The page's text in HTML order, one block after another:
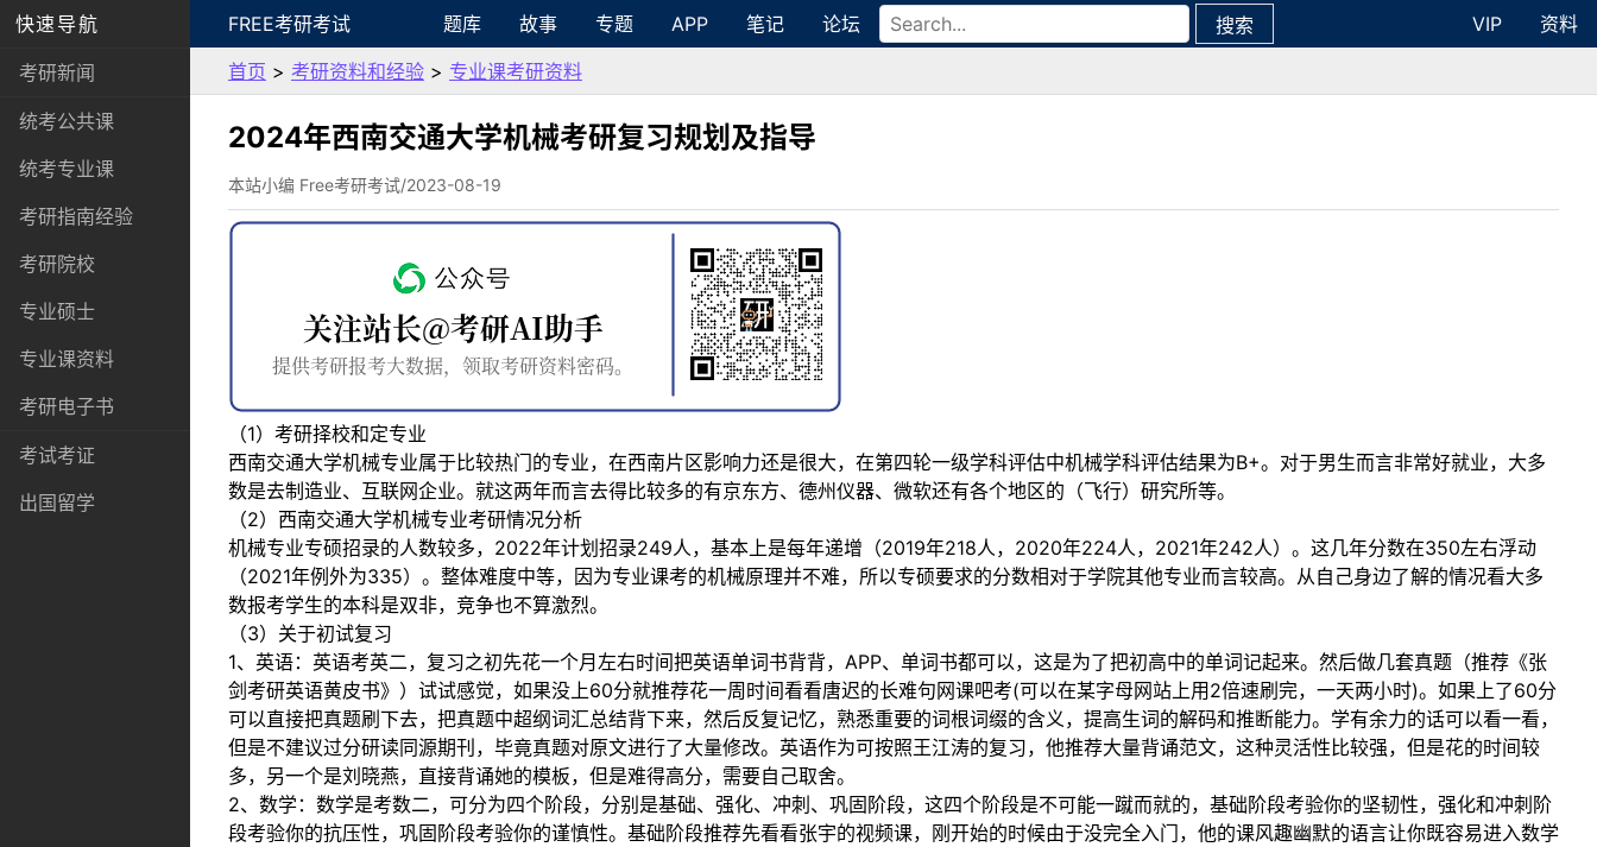
快速导航
考研新闻
统考公共课
统考专业课
考研指南经验
考研院校
专业硕士
专业课资料
考研电子书
考试考证
出国留学
FREE考研考试 题库 故事 专题 APP 笔记 论坛 搜索 VIP
资料
首页 > 考研资料和经验 > 专业课考研资料
2024年西南交通大学机械考研复习规划及指导
本站小编 Free考研考试/2023-08-19
（1）考研择校和定专业
西南交通大学机械专业属于比较热门的专业，在西南片区影响力还是很大，在第四轮一级学科评估中机械学科评估结果为B+。对于男生而言非常好就业，大多
数是去制造业、互联网企业。就这两年而言去得比较多的有京东方、德州仪器、微软还有各个地区的（飞行）研究所等。
（2）西南交通大学机械专业考研情况分析
机械专业专硕招录的人数较多，2022年计划招录249人，基本上是每年递增（2019年218人，2020年224人，2021年242人）。这几年分数在350左右浮动
（2021年例外为335）。整体难度中等，因为专业课考的机械原理并不难，所以专硕要求的分数相对于学院其他专业而言较高。从自己身边了解的情况看大多
数报考学生的本科是双非，竞争也不算激烈。
（3）关于初试复习
1、英语：英语考英二，复习之初先花一个月左右时间把英语单词书背背，APP、单词书都可以，这是为了把初高中的单词记起来。然后做几套真题（推荐《张
剑考研英语黄皮书》）试试感觉，如果没上60分就推荐花一周时间看看唐迟的长难句网课吧考(可以在某字母网站上用2倍速刷完，一天两小时)。如果上了60分
可以直接把真题刷下去，把真题中超纲词汇总结背下来，然后反复记忆，熟悉重要的词根词缀的含义，提高生词的解码和推断能力。学有余力的话可以看一看，
但是不建议过分研读同源期刊，毕竟真题对原文进行了大量修改。英语作为可按照王江涛的复习，他推荐大量背诵范文，这种灵活性比较强，但是花的时间较
多，另一个是刘晓燕，直接背诵她的模板，但是难得高分，需要自己取舍。
2、数学：数学是考数二，可分为四个阶段，分别是基础、强化、冲刺、巩固阶段，这四个阶段是不可能一蹴而就的，基础阶段考验你的坚韧性，强化和冲刺阶
段考验你的抗压性，巩固阶段考验你的谨慎性。基础阶段推荐先看看张宇的视频课，刚开始的时候由于没完全入门，他的课风趣幽默的语言让你既容易进入数学